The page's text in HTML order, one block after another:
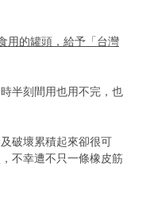
用的罐頭，給予「台灣
半刻間用也用不完，也
破壞累積起來卻很可
不幸遭不只一條橡皮筋